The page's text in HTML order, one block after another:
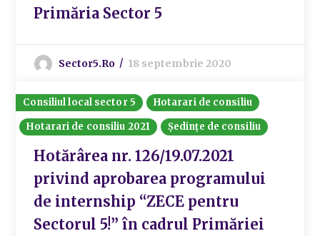
Primăria Sector 5
Sector5.ro 18 septembrie 2020
Consiliul local sector 5
Hotarari de consiliu
Hotarari de consiliu 2021
Ședințe de consiliu
Hotărârea nr. 126/19.07.2021
privind aprobarea programului
de internship “ZECE pentru
Sectorul 5!” în cadrul Primăriei